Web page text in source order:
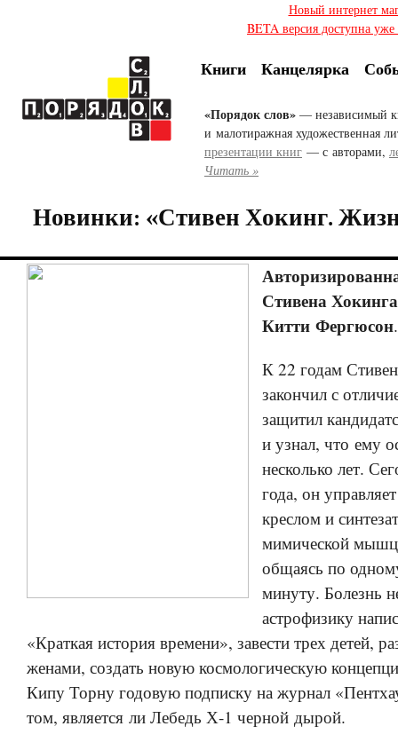
Новый интернет
BETA версия доступна
Книги Канцелярка
«Порядок слов» — независимый
и малотиражная художественная
презентации книг — с авторами,
Читать »
Новинки: «Стивен Хокинг.
Стивена Хокинга
Китти Фергюсон.
К 22 годам
закончил с
защитил
и узнал, что ему
несколько лет.
года, он
креслом и
мимической
общаясь по
минуту. Болезнь
астрофизику
«Краткая история времени», завести трех детей,
женами, создать новую космологическую
Кипу Торну годовую подписку на журнал
том, является ли Лебедь Х-1 черной дырой.